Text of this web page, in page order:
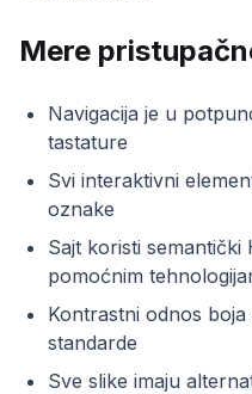
Mere
Navigacija je u
tastature
Svi interaktivni
oznake
Sajt koristi
pomoćnim
Kontrastni odnos
standarde
Sve slike imaju